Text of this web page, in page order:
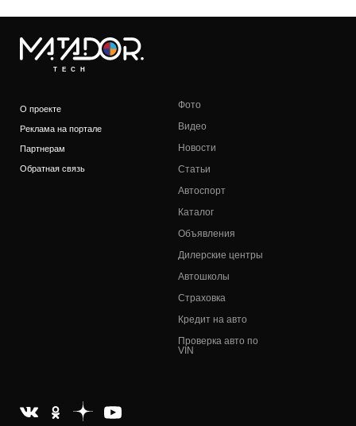
TECH
О проекте
Реклама на портале
Партнерам
Обратная связь
Фото
Видео
Новости
Статьи
Автоспорт
Каталог
Объявления
Дилерские центры
Автошколы
Страховка
Кредит на авто
Проверка авто по
VIN